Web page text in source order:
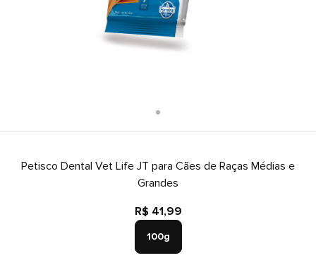
Petisco Dental Vet Life JT para Cães de Raças Médias e
Grandes
R$ 41,99
100g